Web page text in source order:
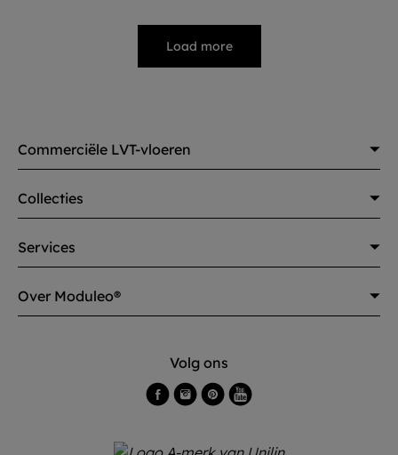
Load more
Commerciële LVT-vloeren
Collecties
Services
Over Moduleo®
Volg ons